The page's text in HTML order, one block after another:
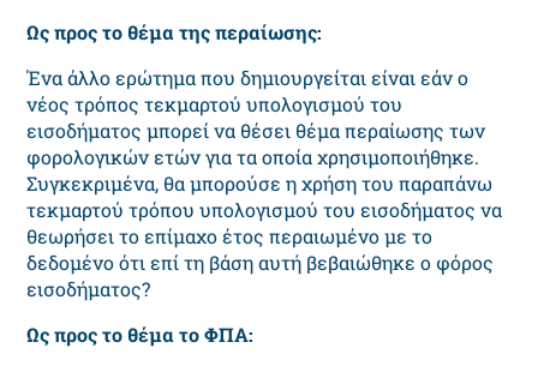
Ως προς το θέμα της περαίωσης:
Ένα άλλο ερώτημα που δημιουργείται είναι εάν ο
νέος τρόπος τεκμαρτού υπολογισμού του
εισοδήματος μπορεί να θέσει θέμα περαίωσης των
φορολογικών ετών για τα οποία χρησιμοποιήθηκε.
Συγκεκριμένα, θα μπορούσε η χρήση του παραπάνω
τεκμαρτού τρόπου υπολογισμού του εισοδήματος να
θεωρήσει το επίμαχο έτος περαιωμένο με το
δεδομένο ότι επί τη βάση αυτή βεβαιώθηκε ο φόρος
εισοδήματος?
Ως προς το θέμα το ΦΠΑ: